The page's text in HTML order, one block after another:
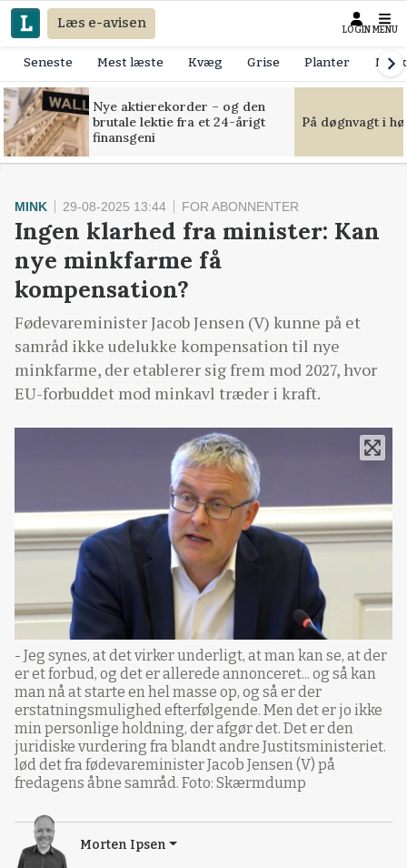
Læs e-avisen LOGIN MENU
Seneste Mest læste Kvæg Grise Planter
Nye aktierekorder – og den
brutale lektie fra et 24-årigt
finansgeni
På døgnvagt i
MINK 29-08-2025 13:44 FOR ABONNENTER
Ingen klarhed fra minister: Kan
nye minkfarme få
kompensation?
Fødevareminister Jacob Jensen (V) kunne på et
samråd ikke udelukke kompensation til nye
minkfarme, der etablerer sig frem mod 2027, hvor
EU-forbuddet mod minkavl træder i kraft.
- Jeg synes, at det virker underligt, at man kan se, at der
er et forbud, og det er allerede annonceret... og så kan
man nå at starte en hel masse op, og så er der
erstatningsmulighed efterfølgende. Men det er jo ikke
min personlige holdning, der afgør det. Det er den
juridiske vurdering fra blandt andre Justitsministeriet.
lød det fra fødevareminister Jacob Jensen (V) på
fredagens åbne samråd. Foto: Skærmdump
Morten Ipsen